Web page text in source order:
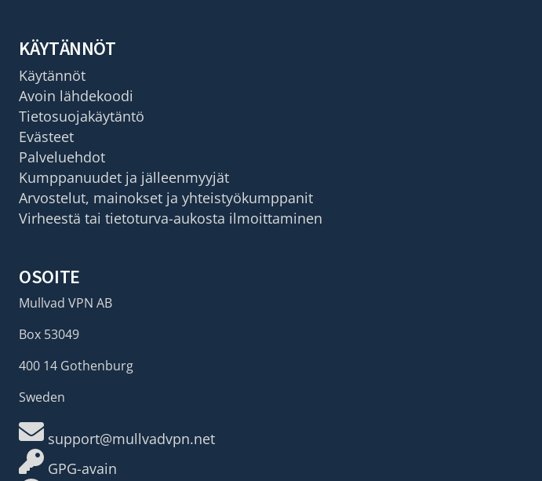
KÄYTÄNNÖT
Käytännöt
Avoin lähdekoodi
Tietosuojakäytäntö
Evästeet
Palveluehdot
Kumppanuudet ja jälleenmyyjät
Arvostelut, mainokset ja yhteistyökumppanit
Virheestä tai tietoturva-aukosta ilmoittaminen
OSOITE
Mullvad VPN AB
Box 53049
400 14 Gothenburg
Sweden
support@mullvadvpn.net
GPG-avain